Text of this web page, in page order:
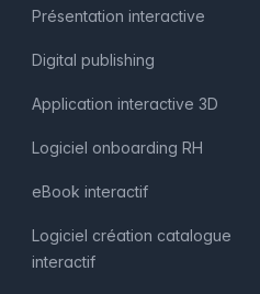
Présentation interactive
Digital publishing
Application interactive 3D
Logiciel onboarding RH
eBook interactif
Logiciel création catalogue
interactif